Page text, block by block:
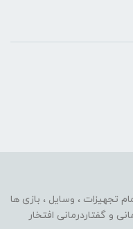
تجهیزات ، وسایل ، بازی ها
و گفتاردرمانی افتخار